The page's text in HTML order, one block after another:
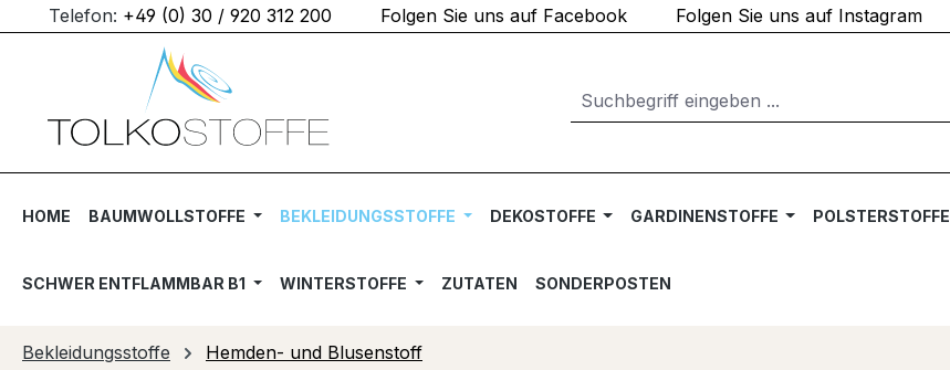
Hauptinhalt springen
Zur Suche springen
Zur Hauptnavigation springen
Telefon: +49 (0) 30 / 920 312 200 Folgen Sie uns auf Facebook Folgen Sie uns auf Instagram
HOME BAUMWOLLSTOFFE BEKLEIDUNGSSTOFFE DEKOSTOFFE GARDINENSTOFFE POLSTERSTOFFE
SCHWER ENTFLAMMBAR B1 WINTERSTOFFE ZUTATEN SONDERPOSTEN
Bekleidungsstoffe Hemden- und Blusenstoff